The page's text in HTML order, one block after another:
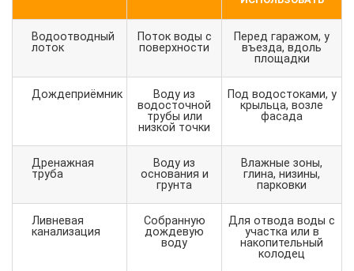
Водоотводный
лоток
Поток воды с
поверхности
Перед гаражом, у
въезда, вдоль
площадки
Дождеприёмник
Воду из
водосточной
трубы или
низкой точки
Под водостоками, у
крыльца, возле
фасада
Дренажная
труба
Воду из
основания и
грунта
Влажные зоны,
глина, низины,
парковки
Ливневая
канализация
Собранную
дождевую
воду
Для отвода воды с
участка или в
накопительный
колодец